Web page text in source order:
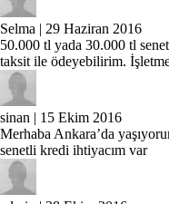
Selma | 29 Haziran 2016
50.000 tl yada 30.000 tl
taksit ile ödeyebilirim.
sinan | 15 Ekim 2016
Merhaba Ankara’da
senetli kredi ihtiyacım var